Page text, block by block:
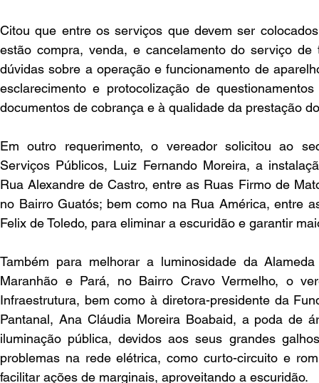
Citou que entre os serviços que devem ser
estão compra, venda, e cancelamento do serviço de
dúvidas sobre a operação e funcionamento de
esclarecimento e protocolização de
documentos de cobrança e à qualidade da prestação
Em outro requerimento, o vereador solicitou ao
Serviços Públicos, Luiz Fernando Moreira, a
Rua Alexandre de Castro, entre as Ruas Firmo de
no Bairro Guatós; bem como na Rua América, entre
Felix de Toledo, para eliminar a escuridão e garantir
Também para melhorar a luminosidade da
Maranhão e Pará, no Bairro Cravo Vermelho, o
Infraestrutura, bem como à diretora-presidente da
Pantanal, Ana Cláudia Moreira Boabaid, a poda de
iluminação pública, devidos aos seus grandes
problemas na rede elétrica, como curto-circuito e
facilitar ações de marginais, aproveitando a escuridão.